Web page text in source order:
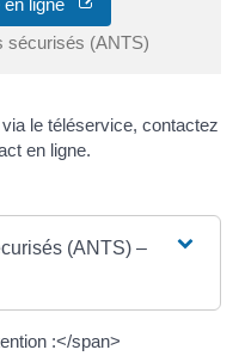
en ligne
sécurisés (ANTS)
le téléservice, contactez
en ligne.
(ANTS) –
:</span>